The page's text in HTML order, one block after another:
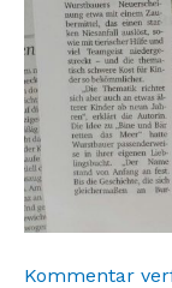
Kommentar